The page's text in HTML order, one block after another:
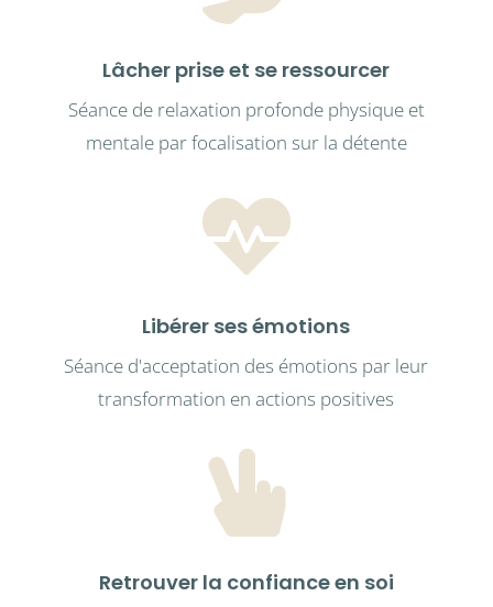
Lâcher prise et se ressourcer
Séance de relaxation profonde physique et
mentale par focalisation sur la détente

Libérer ses émotions
Séance d'acceptation des émotions par leur
transformation en actions positives

Retrouver la confiance en soi